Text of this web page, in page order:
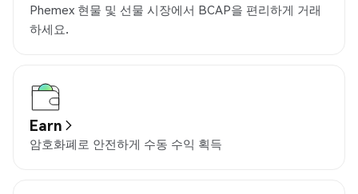
Phemex 현물 및 선물 시장에서 BCAP을 편리하게 거래
하세요.
Earn
암호화폐로 안전하게 수동 수익 획득